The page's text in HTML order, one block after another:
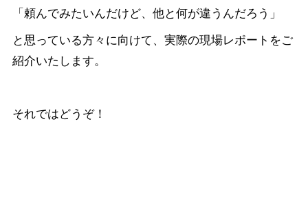
「頼んでみたいんだけど、他と何が違うんだろう」
と思っている方々に向けて、実際の現場レポートをご
紹介いたします。
それではどうぞ！